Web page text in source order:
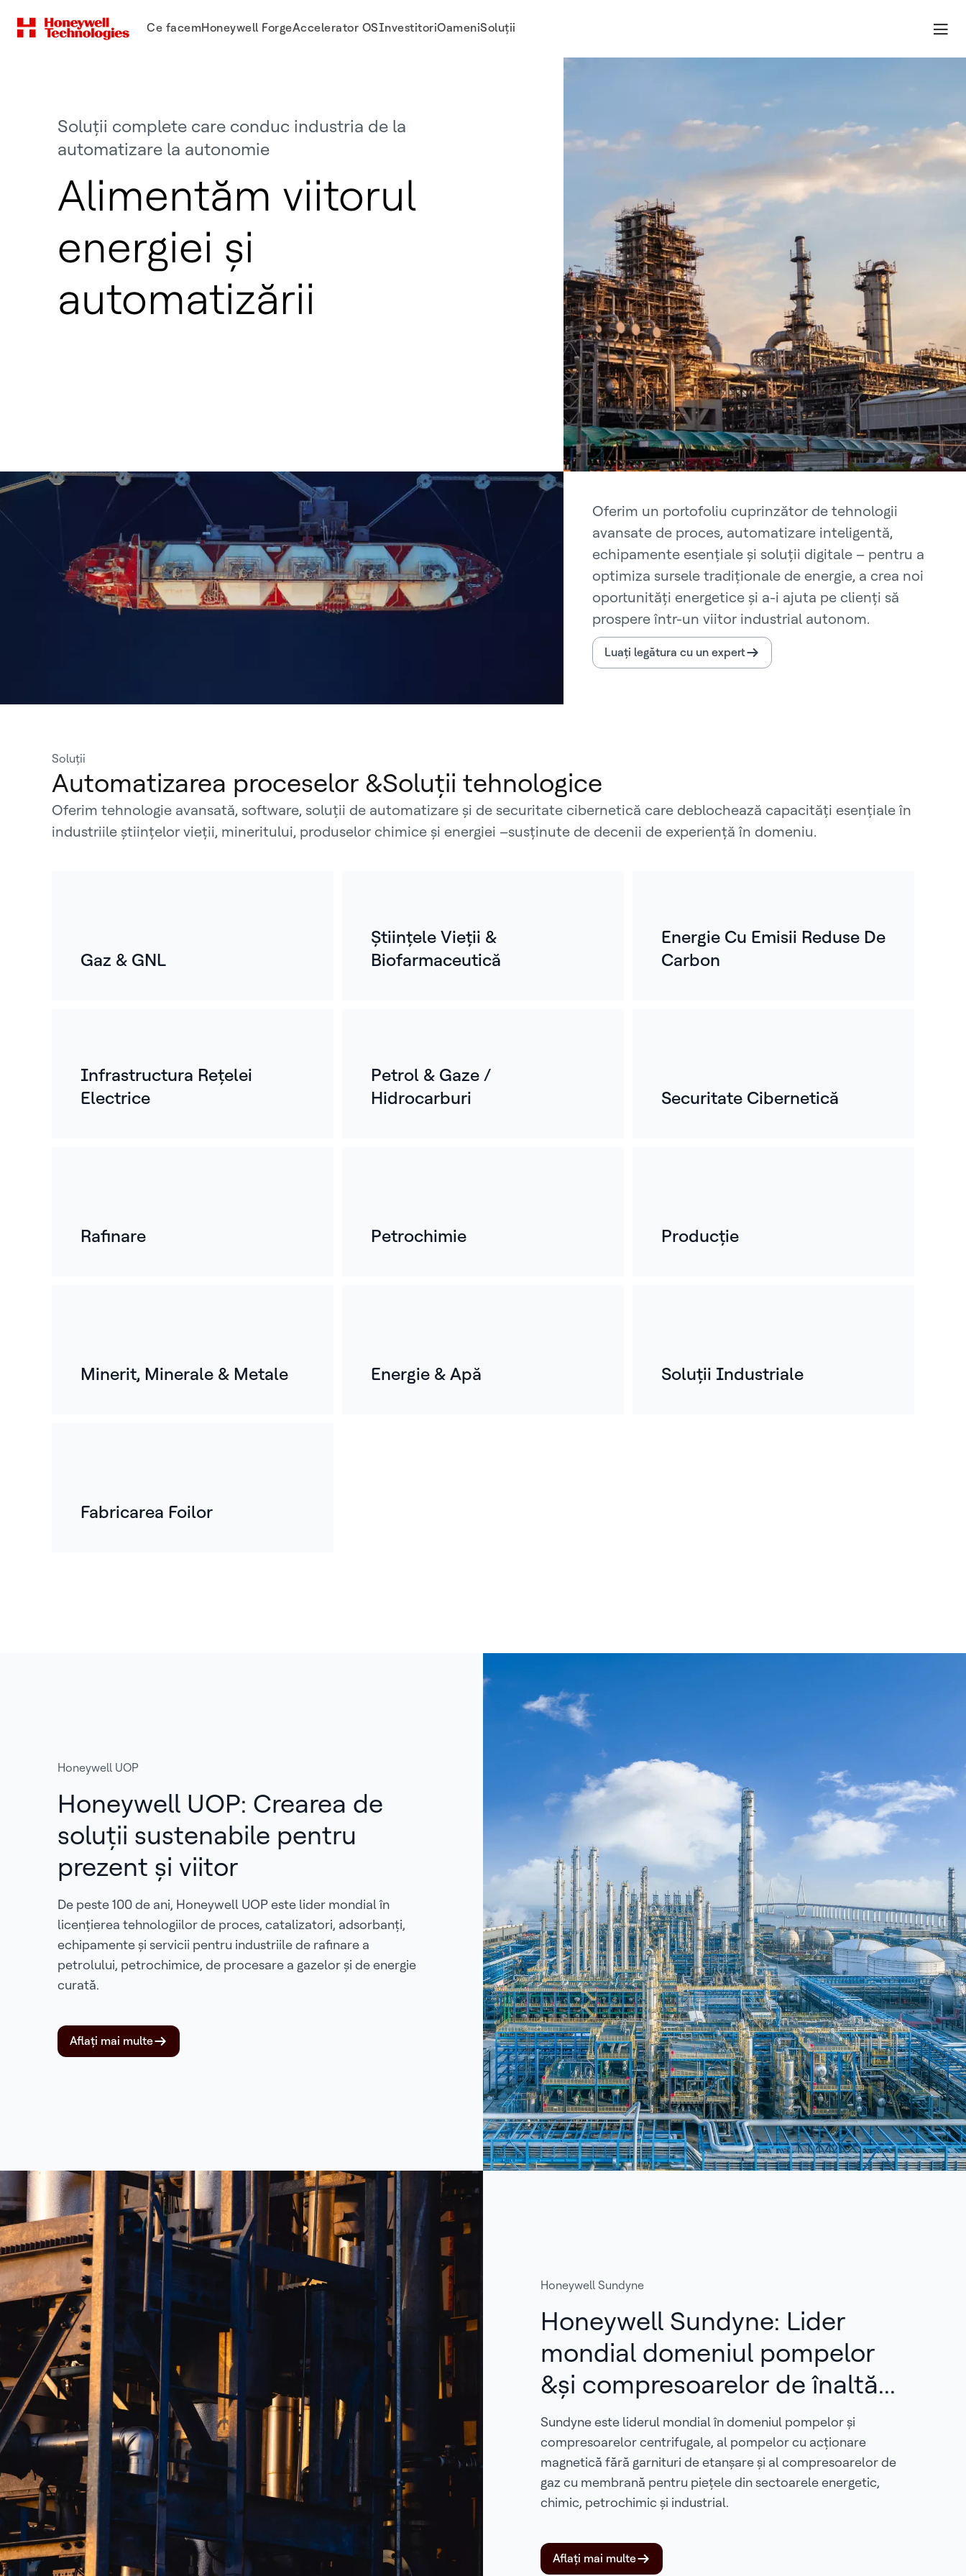
Ce facemHoneywell ForgeAccelerator OSInvestitoriOameniSoluții
Soluții complete care conduc industria de la
automatizare la autonomie
Alimentăm viitorul
energiei și
automatizării
Oferim un portofoliu cuprinzător de tehnologii
avansate de proces, automatizare inteligentă,
echipamente esențiale și soluții digitale – pentru a
optimiza sursele tradiționale de energie, a crea noi
oportunități energetice și a-i ajuta pe clienți să
prospere într-un viitor industrial autonom.
Luați legătura cu un expert
Soluții
Automatizarea proceselor &Soluții tehnologice
Oferim tehnologie avansată, software, soluții de automatizare și de securitate cibernetică care deblochează capacități esențiale în
industriile științelor vieții, mineritului, produselor chimice și energiei –susținute de decenii de experiență în domeniu.
Gaz & GNL
Științele Vieții &
Biofarmaceutică
Energie Cu Emisii Reduse De
Carbon
Infrastructura Rețelei
Electrice
Petrol & Gaze /
Hidrocarburi
Securitate Cibernetică
Rafinare Petrochimie Producție
Minerit, Minerale & Metale Energie & Apă Soluții Industriale
Fabricarea Foilor
Honeywell UOP
Honeywell UOP: Crearea de
soluții sustenabile pentru
prezent și viitor
De peste 100 de ani, Honeywell UOP este lider mondial în
licențierea tehnologiilor de proces, catalizatori, adsorbanți,
echipamente și servicii pentru industriile de rafinare a
petrolului, petrochimice, de procesare a gazelor și de energie
curată.
Aflați mai multe
Honeywell Sundyne
Honeywell Sundyne: Lider
mondial domeniul pompelor
&și compresoarelor de înaltă...
Sundyne este liderul mondial în domeniul pompelor și
compresoarelor centrifugale, al pompelor cu acționare
magnetică fără garnituri de etanșare și al compresoarelor de
gaz cu membrană pentru piețele din sectoarele energetic,
chimic, petrochimic și industrial.
Aflați mai multe